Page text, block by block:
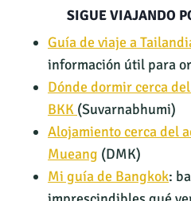
SIGUE VIAJANDO
Guía de viaje a
información útil para
Dónde dormir cerca
BKK (Suvarnabhumi)
Alojamiento cerca del
Mueang (DMK)
Mi guía de Bangkok: